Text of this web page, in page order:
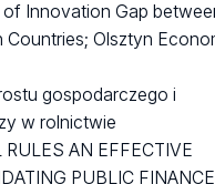
Innovation Gap
Countries; Olsztyn
gospodarczego i
w rolnictwie
RULES AN EFFECTIVE
PUBLIC